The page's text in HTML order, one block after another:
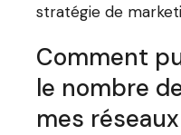
stratégie de
Comment
le nombre
mes